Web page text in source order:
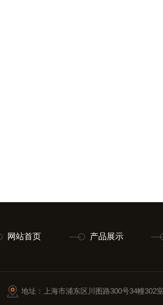
网站首页 产品展示
地址：上海市浦东区川图路300号34幢302室